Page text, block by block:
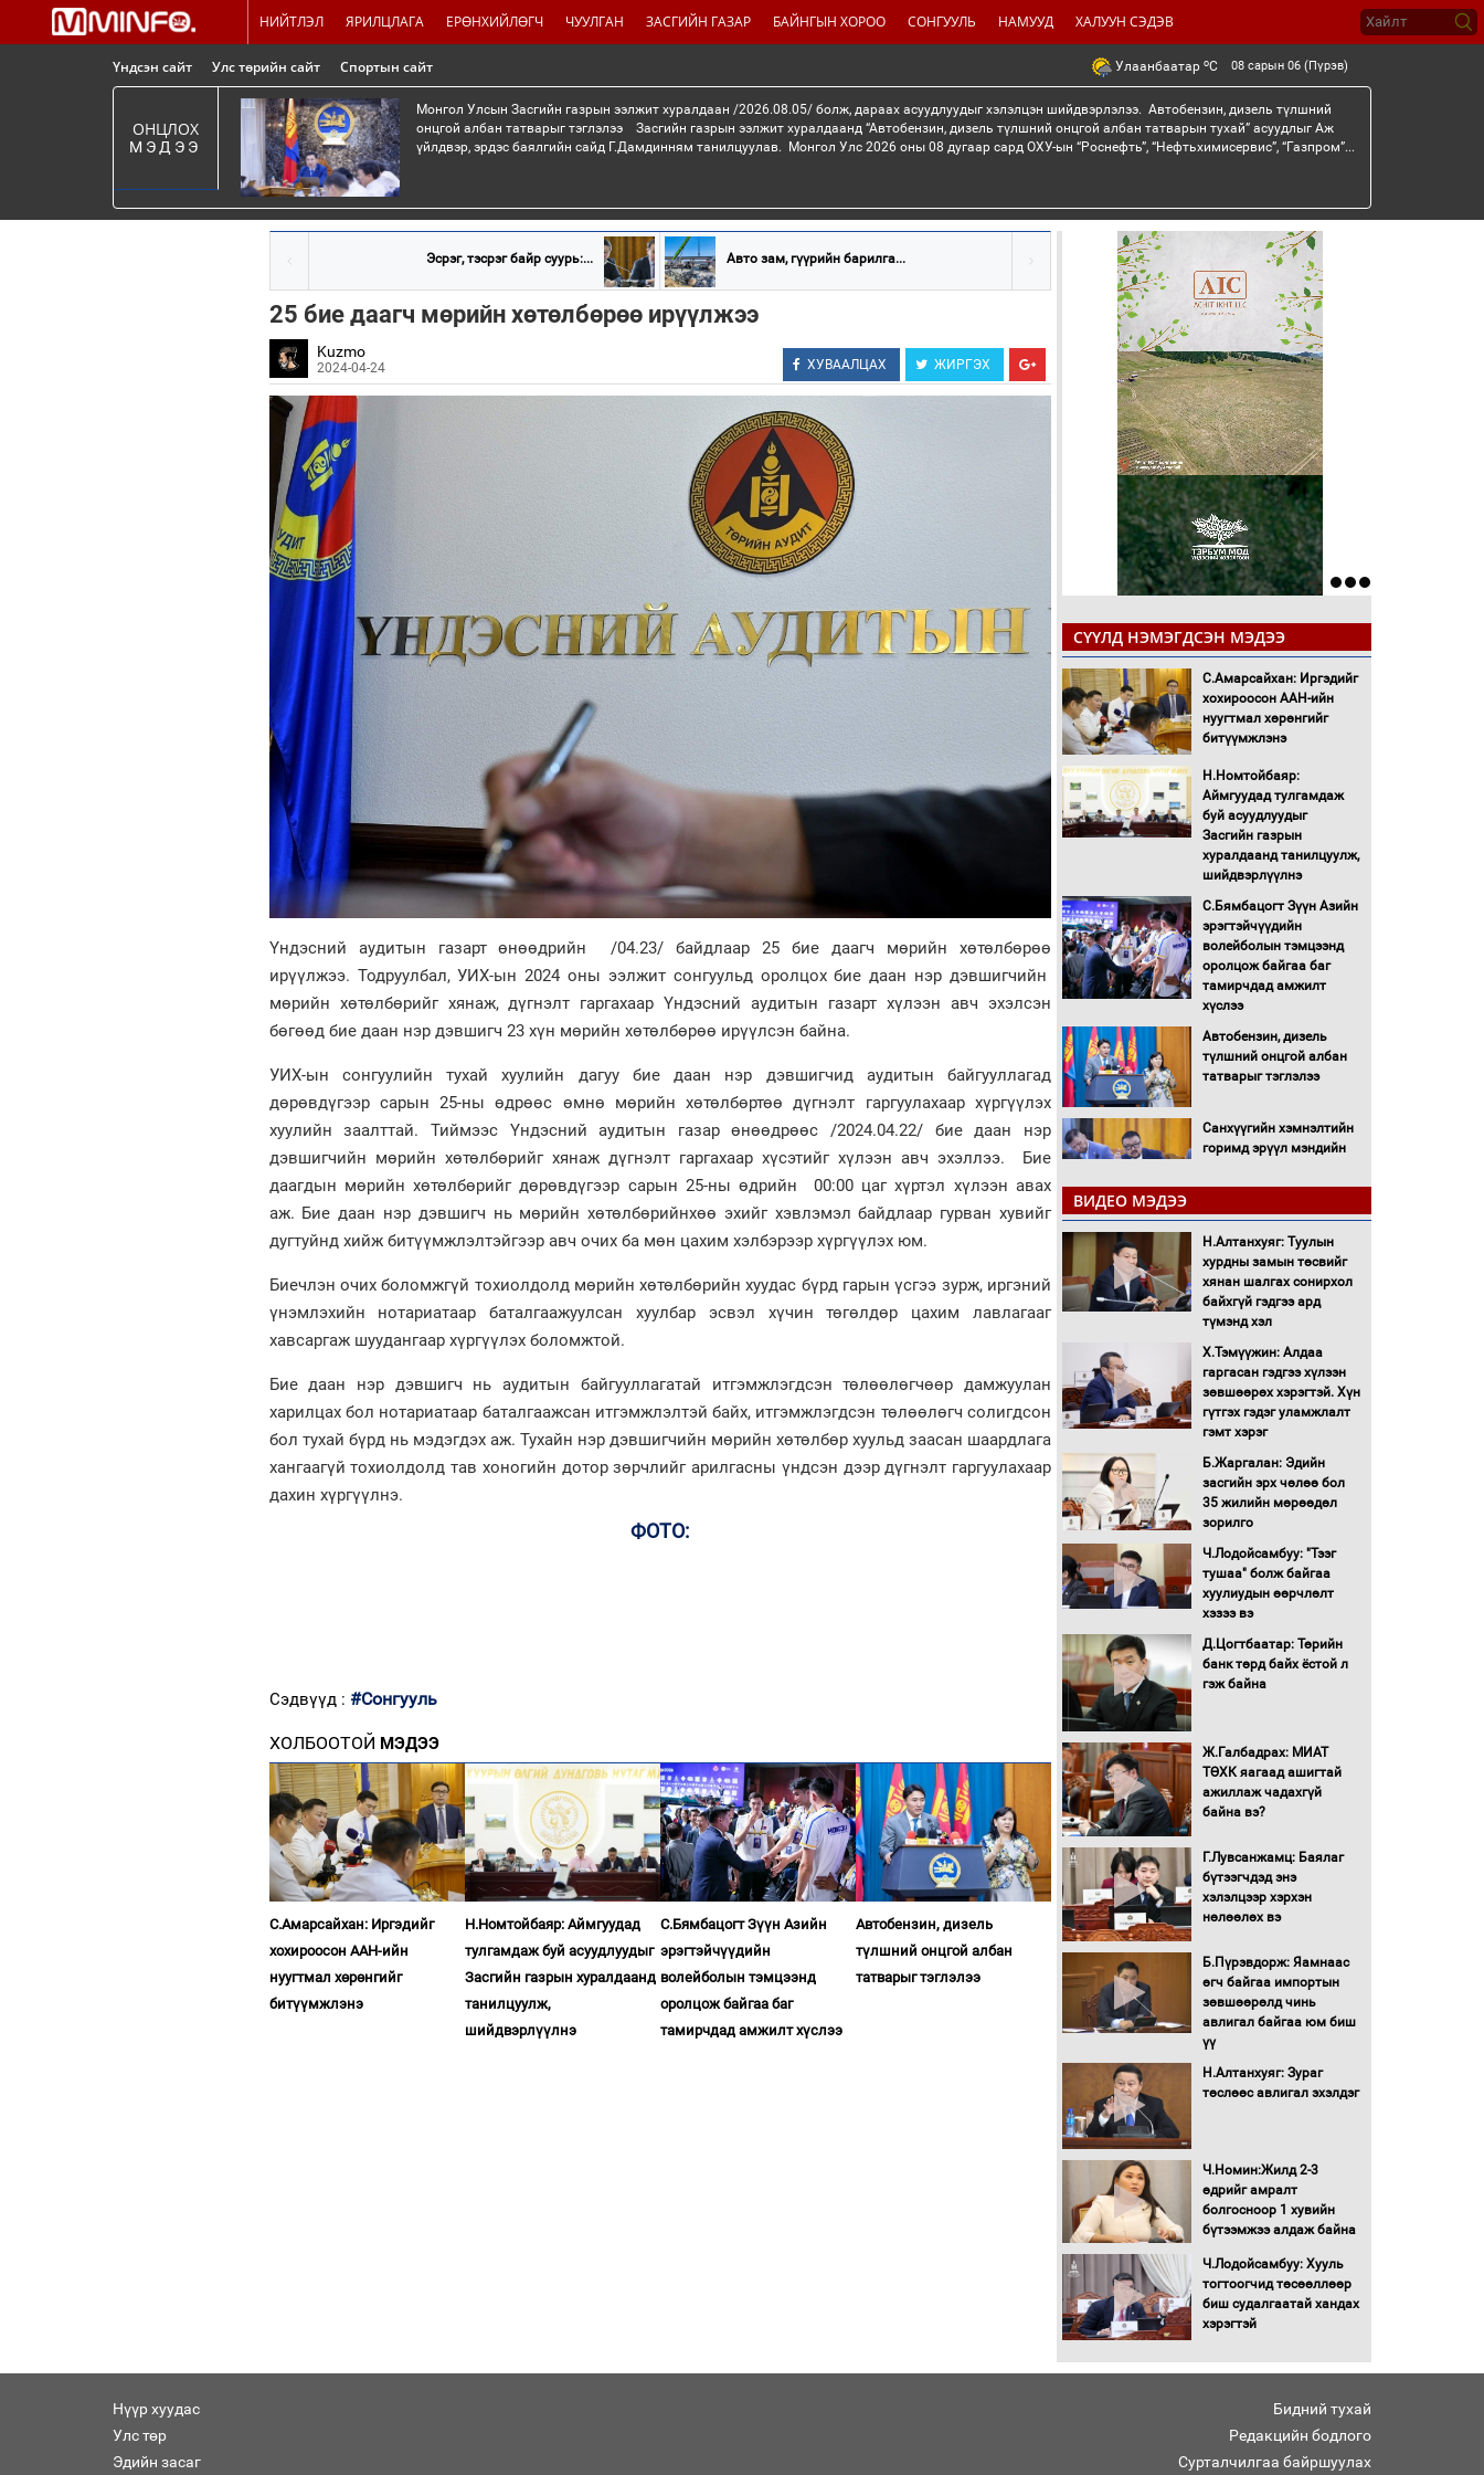
НИЙТЛЭЛ ЯРИЛЦЛАГА ЕРӨНХИЙЛӨГЧ ЧУУЛГАН ЗАСГИЙН ГАЗАР БАЙНГЫН ХОРОО СОНГУУЛЬ НАМУУД ХАЛУУН СЭДЭВ
Үндсэн сайт Улс төрийн сайт Спортын сайт Улаанбаатар oC 08 сарын 06 (Пүрэв)
ОНЦЛОХ
МЭДЭЭ
Монгол Улсын Засгийн газрын ээлжит хуралдаан /2026.08.05/ болж, дараах асуудлуудыг хэлэлцэн шийдвэрлэлээ. Автобензин, дизель түлшний
онцгой албан татварыг тэглэлээ Засгийн газрын ээлжит хуралдаанд “Автобензин, дизель түлшний онцгой албан татварын тухай” асуудлыг Аж
үйлдвэр, эрдэс баялгийн сайд Г.Дамдинням танилцуулав. Монгол Улс 2026 оны 08 дугаар сард ОХУ-ын “Роснефть”, “Нефтьхимисервис”, “Газпром”...
Эсрэг, тэсрэг байр суурь:... Авто зам, гүүрийн барилга...
25 бие даагч мөрийн хөтөлбөрөө ирүүлжээ
Kuzmo
2024-04-24 ХУВААЛЦАХ ЖИРГЭХ
Үндэсний аудитын газарт өнөөдрийн /04.23/ байдлаар 25 бие даагч мөрийн хөтөлбөрөө
ирүүлжээ. Тодруулбал, УИХ-ын 2024 оны ээлжит сонгуульд оролцох бие даан нэр дэвшигчийн
мөрийн хөтөлбөрийг хянаж, дүгнэлт гаргахаар Үндэсний аудитын газарт хүлээн авч эхэлсэн
бөгөөд бие даан нэр дэвшигч 23 хүн мөрийн хөтөлбөрөө ирүүлсэн байна.
УИХ-ын сонгуулийн тухай хуулийн дагуу бие даан нэр дэвшигчид аудитын байгууллагад
дөрөвдүгээр сарын 25-ны өдрөөс өмнө мөрийн хөтөлбөртөө дүгнэлт гаргуулахаар хүргүүлэх
хуулийн заалттай. Тиймээс Үндэсний аудитын газар өнөөдрөөс /2024.04.22/ бие даан нэр
дэвшигчийн мөрийн хөтөлбөрийг хянаж дүгнэлт гаргахаар хүсэтийг хүлээн авч эхэллээ. Бие
даагдын мөрийн хөтөлбөрийг дөрөвдүгээр сарын 25-ны өдрийн 00:00 цаг хүртэл хүлээн авах
аж. Бие даан нэр дэвшигч нь мөрийн хөтөлбөрийнхөө эхийг хэвлэмэл байдлаар гурван хувийг
дугтуйнд хийж битүүмжлэлтэйгээр авч очих ба мөн цахим хэлбэрээр хүргүүлэх юм.
Биечлэн очих боломжгүй тохиолдолд мөрийн хөтөлбөрийн хуудас бүрд гарын үсгээ зурж, иргэний
үнэмлэхийн нотариатаар баталгаажуулсан хуулбар эсвэл хүчин төгөлдөр цахим лавлагааг
хавсаргаж шуудангаар хүргүүлэх боломжтой.
Бие даан нэр дэвшигч нь аудитын байгууллагатай итгэмжлэгдсэн төлөөлөгчөөр дамжуулан
харилцах бол нотариатаар баталгаажсан итгэмжлэлтэй байх, итгэмжлэгдсэн төлөөлөгч солигдсон
бол тухай бүрд нь мэдэгдэх аж. Тухайн нэр дэвшигчийн мөрийн хөтөлбөр хуульд заасан шаардлага
хангаагүй тохиолдолд тав хоногийн дотор зөрчлийг арилгасны үндсэн дээр дүгнэлт гаргуулахаар
дахин хүргүүлнэ.
ФОТО:
Сэдвүүд : #Сонгууль
ХОЛБООТОЙ МЭДЭЭ
С.Амарсайхан: Иргэдийг
хохироосон ААН-ийн
нуугтмал хөрөнгийг
битүүмжлэнэ
Н.Номтойбаяр: Аймгуудад
тулгамдаж буй асуудлуудыг
Засгийн газрын хуралдаанд
танилцуулж,
шийдвэрлүүлнэ
С.Бямбацогт Зүүн Азийн
эрэгтэйчүүдийн
волейболын тэмцээнд
оролцож байгаа баг
тамирчдад амжилт хүслээ
Автобензин, дизель
түлшний онцгой албан
татварыг тэглэлээ
СҮҮЛД НЭМЭГДСЭН МЭДЭЭ
С.Амарсайхан: Иргэдийг
хохироосон ААН-ийн
нуугтмал хөрөнгийг
битүүмжлэнэ
Н.Номтойбаяр:
Аймгуудад тулгамдаж
буй асуудлуудыг
Засгийн газрын
хуралдаанд танилцуулж,
шийдвэрлүүлнэ
С.Бямбацогт Зүүн Азийн
эрэгтэйчүүдийн
волейболын тэмцээнд
оролцож байгаа баг
тамирчдад амжилт
хүслээ
Автобензин, дизель
түлшний онцгой албан
татварыг тэглэлээ
Санхүүгийн хэмнэлтийн
горимд эрүүл мэндийн
Нөөцийн махны
худалдаа, борлуулалтыг
нээлттэй ил тод болгоно
Монгол Улс “COP17”-д
“Тал хээрийн
төлөвлөгөө”-гөө
танилцуулна
16 төрлийн эмийг нэг эх
үүсвэрээс худалдан авах
журмыг баталлаа
Бүх шатанд хэмнэлтийн
горимд шилжиж, найр
наадам, зөвлөгөөн,
гадаад томилолтыг
хориглолоо
Сайд нар төсвөө хэрхэн
Автомашинд улсын
дугаарын тэгш,
Бага орлоготой
иргэдийн орлогод
татвар ногдуулахгүй
бүрдүүллээ
Хөшөө бүтсэн түүхийг
өгүүлэх 7 баримт
Хөвсгөл нуурын лусыг
тахих төрийн тахилгын
“Хар жагсаалт”-ын
асуудлыг цэгцлэх
чиглэлээр
Монголбанкны
хугацаатай үүрэг өглөө
Ерөнхий сайд Н.Учрал
олимпиадын хүрээнд
болов
Энэ намар 1-6 дугаар
ангийн хүүхдүүдэд
сургуулийн автобус
үйлчилнэ
ВИДЕО МЭДЭЭ
Н.Алтанхуяг: Туулын
хурдны замын төсвийг
хянан шалгах сонирхол
байхгүй гэдгээ ард
түмэнд хэл
Х.Тэмүүжин: Алдаа
гаргасан гэдгээ хүлээн
зөвшөөрөх хэрэгтэй. Хүн
гүтгэх гэдэг уламжлалт
гэмт хэрэг
Б.Жаргалан: Эдийн
засгийн эрх чөлөө бол
35 жилийн мөрөөдөл
зорилго
Ч.Лодойсамбуу: "Тээг
тушаа" болж байгаа
хуулиудын өөрчлөлт
хэзээ вэ
Д.Цогтбаатар: Төрийн
банк төрд байх ёстой л
гэж байна
Ж.Галбадрах: МИАТ
ТӨХК яагаад ашигтай
ажиллаж чадахгүй
байна вэ?
Г.Лувсанжамц: Баялаг
бүтээгчдэд энэ
хэлэлцээр хэрхэн
нөлөөлөх вэ
Б.Пүрэвдорж: Яамнаас
өгч байгаа импортын
зөвшөөрөлд чинь
авлигал байгаа юм биш
үү
Н.Алтанхуяг: Зураг
төслөөс авлигал эхэлдэг
Ч.Номин:Жилд 2-3
өдрийг амралт
болгосноор 1 хувийн
бүтээмжээ алдаж байна
Ч.Лодойсамбуу: Хууль
тогтоогчид төсөөллөөр
биш судалгаатай хандах
хэрэгтэй
Нүүр хуудас
Улс төр
Эдийн засаг
Бидний тухай
Редакцийн бодлого
Сурталчилгаа байршуулах